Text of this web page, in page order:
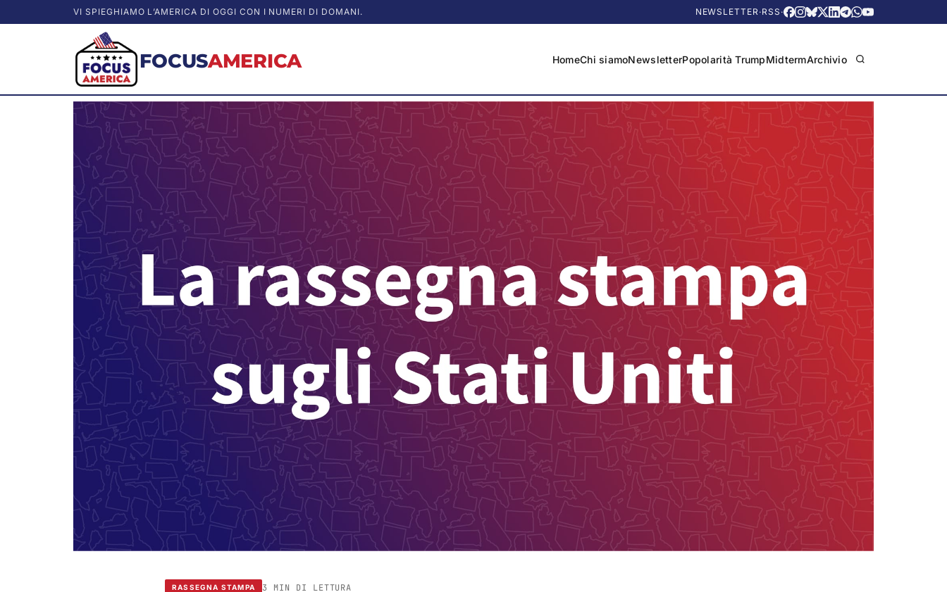
VI SPIEGHIAMO L’AMERICA DI OGGI CON I NUMERI DI DOMANI. NEWSLETTER·RSS ·
FOCUSAMERICA HomeChi siamoNewsletterPopolarità TrumpMidtermArchivio
RASSEGNA STAMPA 3 MIN DI LETTURA